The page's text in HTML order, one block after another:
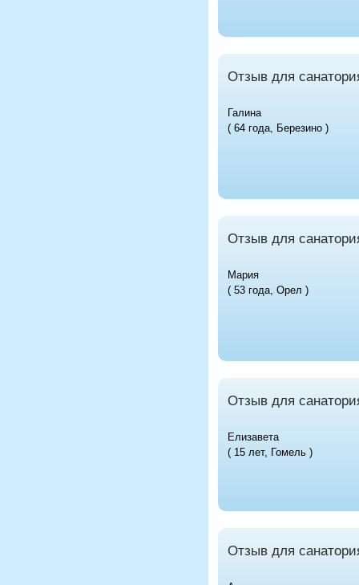
Отзыв для
Галина
( 64 года, Березино )
Отзыв для
Мария
( 53 года, Орел )
Отзыв для
Елизавета
( 15 лет, Гомель )
Отзыв для